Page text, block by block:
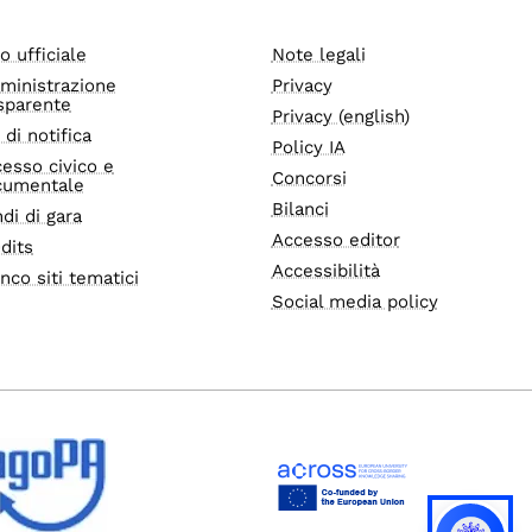
ufficiale
di notifica
civico e
di gara
siti tematici
Note legali
Privacy
Privacy (english)
Policy IA
Concorsi
Bilanci
Accesso editor
Accessibilità
Social media policy